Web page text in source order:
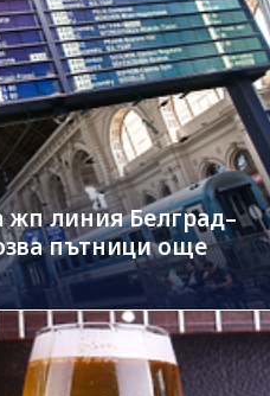
жп линия Белград–
пътници още